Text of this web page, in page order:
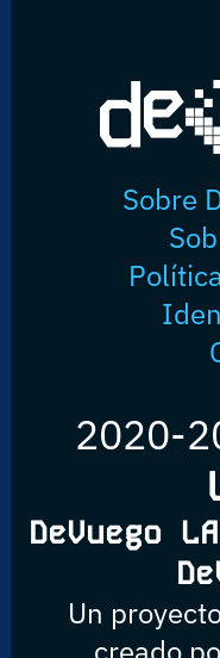
Sobre
2020-
DeVuego
Un